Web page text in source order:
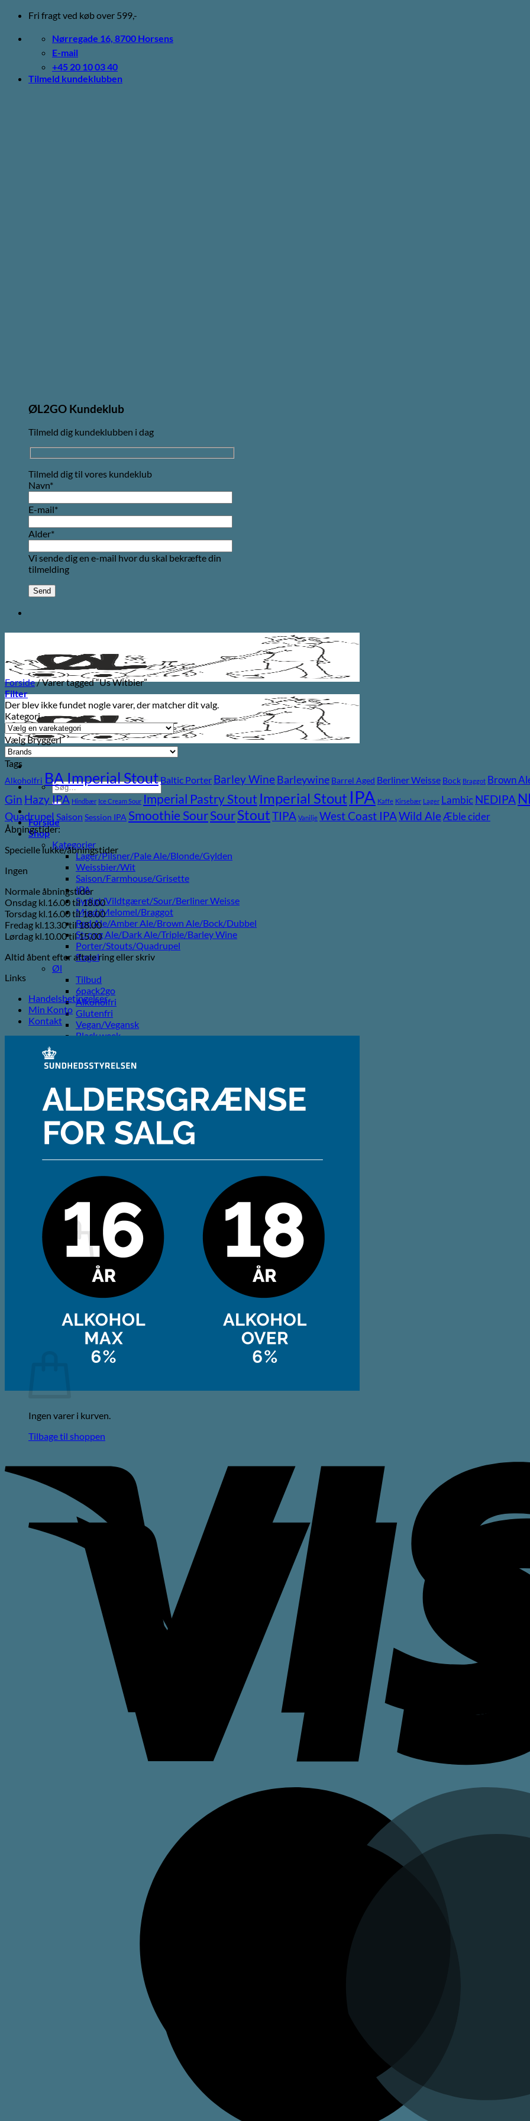
Fortsæt
indhold
Fri fragt ved køb over 599,-
Nørregade 16, 8700 Horsens
E-mail
+45 20 10 03 40
Tilmeld kundeklubben
ØL2GO Kundeklub
Tilmeld dig kundeklubben i dag
Tilmeld dig til vores kundeklub
Navn*
E-mail*
Alder*
Vi sende dig en e-mail hvor du skal bekræfte din
tilmelding
Søg
efter:
Forside
Shop
Kategorier
Lager/Pilsner/Pale Ale/Blonde/Gylden
Weissbier/Wit
Saison/Farmhouse/Grisette
IPA
Syrligt/Vildtgæret/Sour/Berliner Weisse
Mjød/Melomel/Braggot
Red Ale/Amber Ale/Brown Ale/Bock/Dubbel
Strong Ale/Dark Ale/Triple/Barley Wine
Porter/Stouts/Quadrupel
Røgøl
Øl
Tilbud
6pack2go
Alkoholfri
Glutenfri
Vegan/Vegansk
Black week
Andet
Cider
Likør
Most og Sodavand
Chips
Diverse
Gaveæsker og indpakning
Glas
Om ØL2GO
Kontakt
Kurv /
0,00kr.
Ingen varer i kurven.
Ingen varer i kurven.
Tilbage til shoppen
Forside/Varer tagged “Us Witbier”
Filter
Der blev ikke fundet nogle varer, der matcher dit valg.
Kategori
Vælg Bryggeri
Tags
Alkoholfri BA Imperial StoutBaltic Porter Barley Wine Barleywine Barrel Aged Berliner Weisse Bock Braggot Brown
Gin Hazy IPA Hindbær Ice Cream Sour Imperial Pastry Stout Imperial Stout IPA Kaffe Kirsebær Lager LambicNEDIPA
Quadrupel Saison Session IPA Smoothie SourSourStoutTIPA Vanilje West Coast IPAWild AleÆble cider
Åbningstider:
Specielle lukke/åbningstider
Ingen
Normale åbningstider
Onsdag kl.16.00 til 18.00
Torsdag kl.16.00 til 18.00
Fredag kl.13.30 til 18.00
Lørdag kl.10.00 til 15.00
Altid åbent efter aftale ring eller skriv
Links
Handelsbetingelser
Min Konto
Kontakt